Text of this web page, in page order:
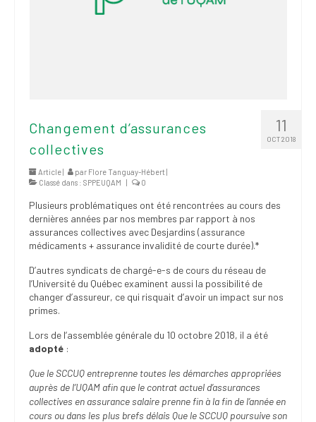
notre valorisation
Vignettes
Publications
Nouvelles du
SPPEUQAM
Communiqués
SPPEUQAM@ctualités
Négociation
SCCUQ@
11
OCT 2018
Changement d’assurances
collectives
Article | par Flore Tanguay-Hébert |
Classé dans : SPPEUQAM | 0
Plusieurs problématiques ont été rencontrées au cours des
dernières années par nos membres par rapport à nos
assurances collectives avec Desjardins (assurance
médicaments + assurance invalidité de courte durée).*
D’autres syndicats de chargé-e-s de cours du réseau de
l’Université du Québec examinent aussi la possibilité de
changer d’assureur, ce qui risquait d’avoir un impact sur nos
primes.
Lors de l’assemblée générale du 10 octobre 2018, il a été
adopté :
Que le SCCUQ entreprenne toutes les démarches appropriées
auprès de l’UQAM afin que le contrat actuel d’assurances
collectives en assurance salaire prenne fin à la fin de l’année en
cours ou dans les plus brefs délais Que le SCCUQ poursuive son